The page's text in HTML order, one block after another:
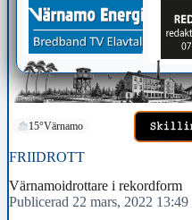
15°Värnamo
FRIIDROTT
Värnamoidrottare i rekordform
Publicerad 22 mars, 2022 13:49